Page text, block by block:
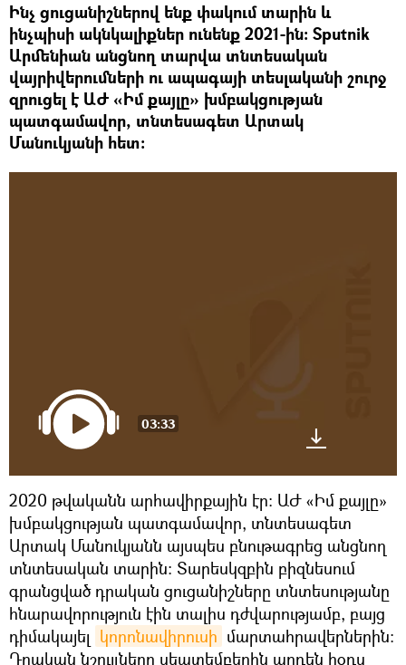
Ինչ ցուցանիշներով ենք փակում տարին և
ինչպիսի ակնկալիքներ ունենք 2021-ին։ Sputnik
Արմենիան անցնող տարվա տնտեսական
վայրիվերումների ու ապագայի տեսլականի շուրջ
զրուցել է ԱԺ «Իմ քայլը» խմբակցության
պատգամավոր, տնտեսագետ Արտակ
Մանուկյանի հետ։
03:33
2020 թվականն արհավիրքային էր։ ԱԺ «Իմ քայլը»
խմբակցության պատգամավոր, տնտեսագետ
Արտակ Մանուկյանն այսպես բնութագրեց անցնող
տնտեսական տարին։ Տարեսկզբին բիզնեսում
գրանցված դրական ցուցանիշները տնտեսությանը
հնարավորություն էին տալիս դժվարությամբ, բայց
դիմակայել կորոնավիրուսի մարտահրավերներին։
Դրական նշույլները սեպտեմբերին արդեն հօդս